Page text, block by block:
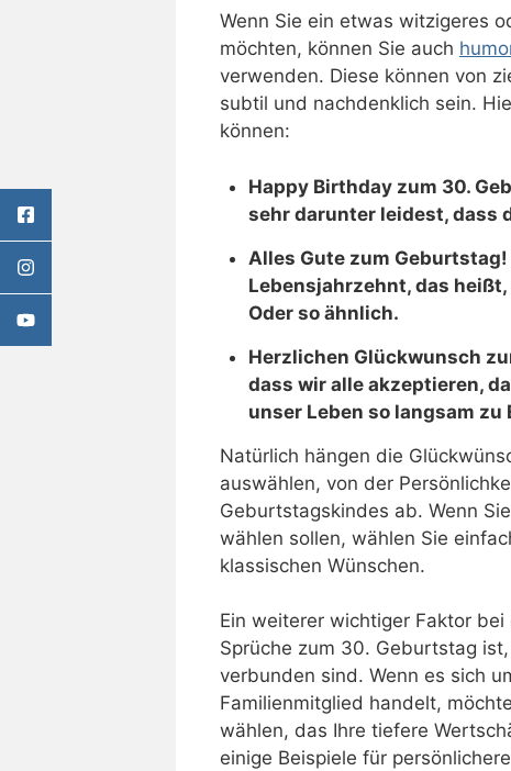
Wenn Sie ein etwas witzigeres
möchten, können Sie auch
verwenden. Diese können von
subtil und nachdenklich sein.
können:
Happy Birthday zum 30.
sehr darunter leidest, dass
Alles Gute zum
Lebensjahrzehnt, das
Oder so ähnlich.
Herzlichen Glückwunsch
dass wir alle akzeptieren,
unser Leben so langsam zu
Natürlich hängen die
auswählen, von der
Geburtstagskindes ab. Wenn
wählen sollen, wählen Sie
klassischen Wünschen.
Ein weiterer wichtiger Faktor
Sprüche zum 30. Geburtstag
verbunden sind. Wenn es sich
Familienmitglied handelt,
wählen, das Ihre tiefere
einige Beispiele für